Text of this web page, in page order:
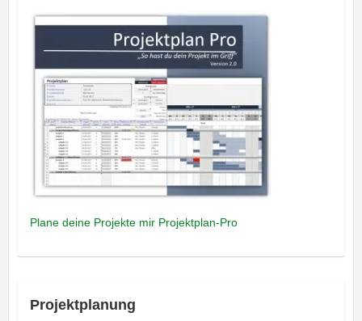
Plane deine Projekte mir Projektplan-Pro
Projektplanung